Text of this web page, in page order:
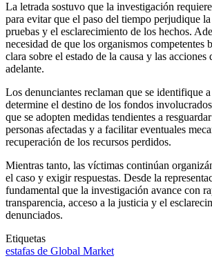
La letrada sostuvo que la investigación
para evitar que el paso del tiempo perjudique
pruebas y el esclarecimiento de los hechos.
necesidad de que los organismos competentes
clara sobre el estado de la causa y las acciones
adelante.
Los denunciantes reclaman que se identifique
determine el destino de los fondos
que se adopten medidas tendientes a
personas afectadas y a facilitar eventuales
recuperación de los recursos perdidos.
Mientras tanto, las víctimas continúan
el caso y exigir respuestas. Desde la
fundamental que la investigación avance con
transparencia, acceso a la justicia y el
denunciados.
Etiquetas
estafas de Global Market